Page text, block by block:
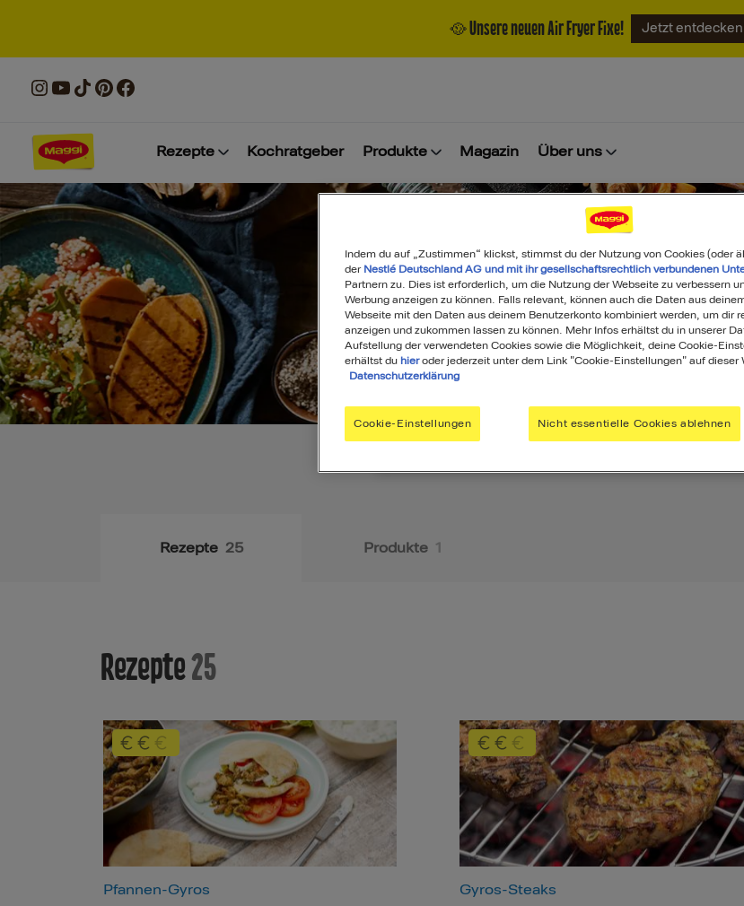
🥘 Unsere neuen Air Fryer Fixe! Jetzt
Rezepte Kochratgeber Produkte Magazin Über uns
Was darf's heute
Rezepte 25 Produkte 1
Rezepte25
Pfannen-Gyros Gyros-Steaks
Indem du auf „Zustimmen“ klickst, stimmst du der Nutzung von Cookies (oder
der Nestlé Deutschland AG und mit ihr gesellschaftsrechtlich verbundenen
Partnern zu. Dies ist erforderlich, um die Nutzung der Webseite zu verbessern
Werbung anzeigen zu können. Falls relevant, können auch die Daten aus
Webseite mit den Daten aus deinem Benutzerkonto kombiniert werden, um dir
anzeigen und zukommen lassen zu können. Mehr Infos erhältst du in unserer
Aufstellung der verwendeten Cookies sowie die Möglichkeit, deine Cookie-
erhältst du hieroder jederzeit unter dem Link "Cookie-Einstellungen" auf dieser
Datenschutzerklärung
Cookie-Einstellungen Nicht essentielle Cookies ablehnen